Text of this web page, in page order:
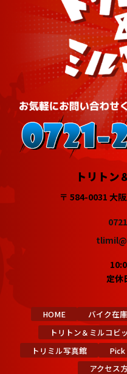
トリトン
〒 584-0031 大
定休
HOME バイク在
トリトン＆ミルコビ
トリミル写真館
アクセス